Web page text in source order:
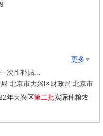
更多
一图读懂：2022年大兴区第二批实际种粮农民一次性补贴实施方案
附表3：北京市第二批实际种粮农民一次性补贴镇（乡）级汇总审核表.docx
北京市大兴区财政局 北京市
年大兴区第二批实际种粮农